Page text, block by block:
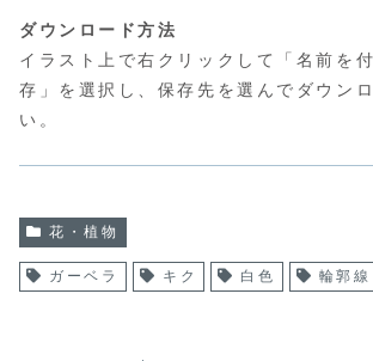
ダウンロード方法
イラスト上で右クリックして「名前を
存」を選択し、保存先を選んでダウン
い。
花・植物
ガーベラ キク 白色 輪郭線